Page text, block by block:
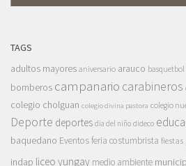
TAGS
adultos mayores aniversario arauco basquetbol
bomberos campanario carabineros
colegio cholguan colegio divina pastora colegio
Deporte deportes dia del niño dideco
baquedano Eventosferia costumbrista
indap liceo yungay medio ambiente